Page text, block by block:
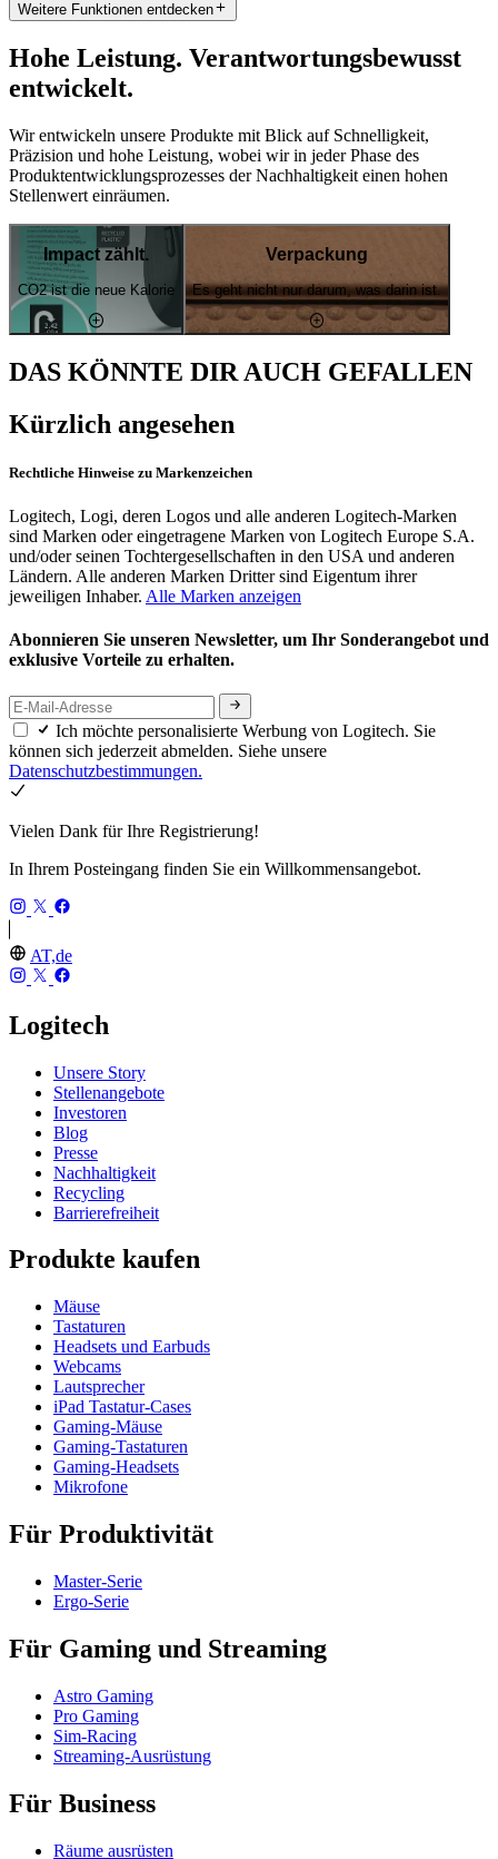
Weitere Funktionen entdecken
Hohe Leistung. Verantwortungsbewusst
entwickelt.
Wir entwickeln unsere Produkte mit Blick auf Schnelligkeit,
Präzision und hohe Leistung, wobei wir in jeder Phase des
Produktentwicklungsprozesses der Nachhaltigkeit einen hohen
Stellenwert einräumen.
Impact zählt.
CO2 ist die neue Kalorie
Verpackung
Es geht nicht nur darum, was darin ist.
DAS KÖNNTE DIR AUCH GEFALLEN
Kürzlich angesehen
Rechtliche Hinweise zu Markenzeichen
Logitech, Logi, deren Logos und alle anderen Logitech-Marken
sind Marken oder eingetragene Marken von Logitech Europe S.A.
und/oder seinen Tochtergesellschaften in den USA und anderen
Ländern. Alle anderen Marken Dritter sind Eigentum ihrer
jeweiligen Inhaber. Alle Marken anzeigen
Abonnieren Sie unseren Newsletter, um Ihr Sonderangebot und
exklusive Vorteile zu erhalten.
Ich möchte personalisierte Werbung von Logitech. Sie
können sich jederzeit abmelden. Siehe unsere
Datenschutzbestimmungen.
Vielen Dank für Ihre Registrierung!
In Ihrem Posteingang finden Sie ein Willkommensangebot.
AT,de
Logitech
Unsere Story
Stellenangebote
Investoren
Blog
Presse
Nachhaltigkeit
Recycling
Barrierefreiheit
Produkte kaufen
Mäuse
Tastaturen
Headsets und Earbuds
Webcams
Lautsprecher
iPad Tastatur-Cases
Gaming-Mäuse
Gaming-Tastaturen
Gaming-Headsets
Mikrofone
Für Produktivität
Master-Serie
Ergo-Serie
Für Gaming und Streaming
Astro Gaming
Pro Gaming
Sim-Racing
Streaming-Ausrüstung
Für Business
Räume ausrüsten